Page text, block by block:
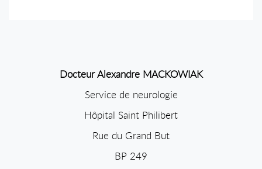
Docteur Alexandre MACKOWIAK
Service de neurologie
Hôpital Saint Philibert
Rue du Grand But
BP 249